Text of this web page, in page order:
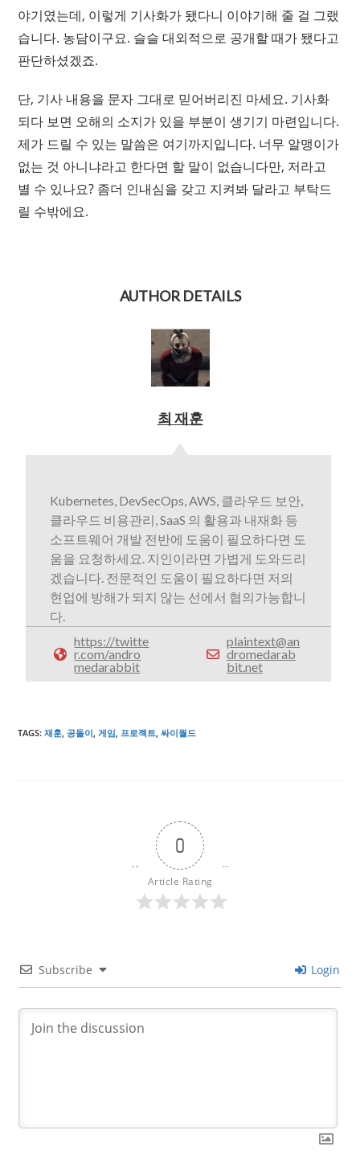
야기였는데, 이렇게 기사화가 됐다니 이야기해 줄 걸 그랬
습니다. 농담이구요. 슬슬 대외적으로 공개할 때가 됐다고
판단하셨겠죠.
단, 기사 내용을 문자 그대로 믿어버리진 마세요. 기사화
되다 보면 오해의 소지가 있을 부분이 생기기 마련입니다.
제가 드릴 수 있는 말씀은 여기까지입니다. 너무 알맹이가
없는 것 아니냐라고 한다면 할 말이 없습니다만, 저라고
별 수 있나요? 좀더 인내심을 갖고 지켜봐 달라고 부탁드
릴 수밖에요.
AUTHOR DETAILS
최 재훈
Kubernetes, DevSecOps, AWS, 클라우드 보안,
클라우드 비용관리, SaaS 의 활용과 내재화 등
소프트웨어 개발 전반에 도움이 필요하다면 도
움을 요청하세요. 지인이라면 가볍게 도와드리
겠습니다. 전문적인 도움이 필요하다면 저의
현업에 방해가 되지 않는 선에서 협의가능합니
다.
https://twitte
r.com/andro
medarabbit
plaintext@an
dromedarab
bit.net
TAGS:재훈, 공돌이, 게임, 프로젝트, 싸이월드
0
Article Rating
Subscribe Login